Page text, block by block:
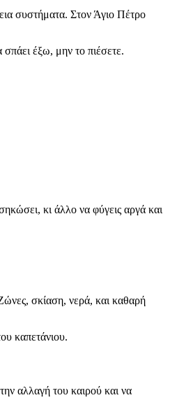
συστήματα. Στον Άγιο Πέτρο
έξω, μην το πιέσετε.
κι άλλο να φύγεις αργά και
σκίαση, νερά, και καθαρή
καπετάνιου.
αλλαγή του καιρού και να